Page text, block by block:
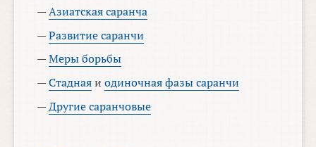
—Азиатская саранча
—Развитие саранчи
—Меры борьбы
—Стаднаяиодиночная фазы саранчи
—Другие саранчовые